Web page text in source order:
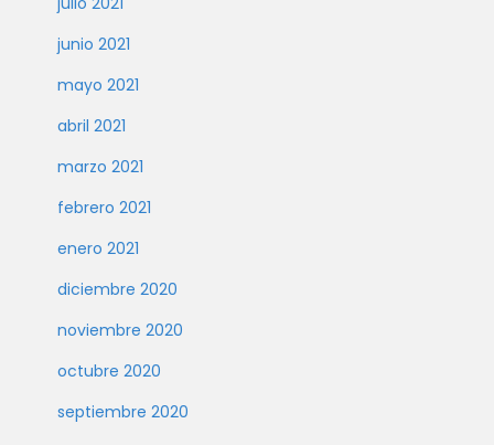
junio 2021
mayo 2021
abril 2021
marzo 2021
febrero 2021
enero 2021
diciembre 2020
noviembre 2020
octubre 2020
septiembre 2020